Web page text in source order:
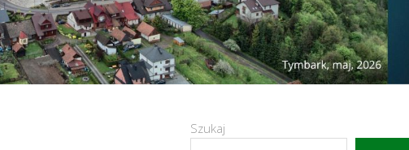
Szukaj